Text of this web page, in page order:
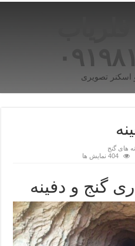
اسکنر تصویری
های گنج
404 نمایش ها
گنج و دفینه